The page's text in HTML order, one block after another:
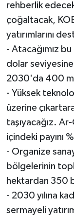
rehberlik edecek
çoğaltacak,
yatırımlarını
- Atacağımız
dolar seviyesine
2030'da 400
- Yüksek
üzerine
taşıyacağız.
içindeki payını
- Organize
bölgelerinin
hektardan 350
- 2030 yılına
sermayeli